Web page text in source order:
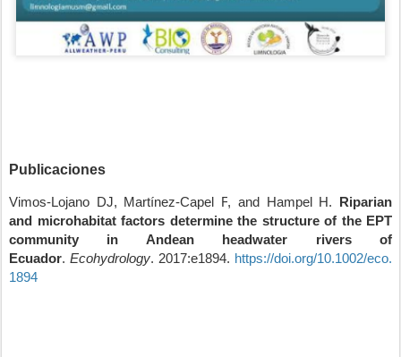
Publicaciones
Vimos-Lojano DJ, Martínez-Capel F, and Hampel H. Riparian
and microhabitat factors determine the structure of the EPT
community in Andean headwater rivers of
Ecuador. Ecohydrology. 2017:e1894. https://doi.org/10.1002/eco.
1894